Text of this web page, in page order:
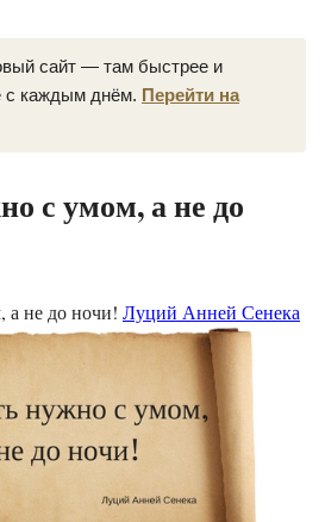
сайт — там быстрее и
с каждым днём. Перейти на
с умом, а не до
а не до ночи! Луций Анней Сенека